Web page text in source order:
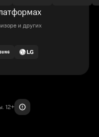
и других
12+